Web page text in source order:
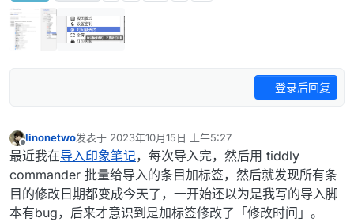
登录后回复
离线
linonetwo发表于 2023年10月15日 上午5:27
最后由 编辑
最近我在导入印象笔记，每次导入完，然后用 tiddly
commander 批量给导入的条目加标签，然后就发现所有条
目的修改日期都变成今天了，一开始还以为是我写的导入脚
本有bug，后来才意识到是加标签修改了「修改时间」。